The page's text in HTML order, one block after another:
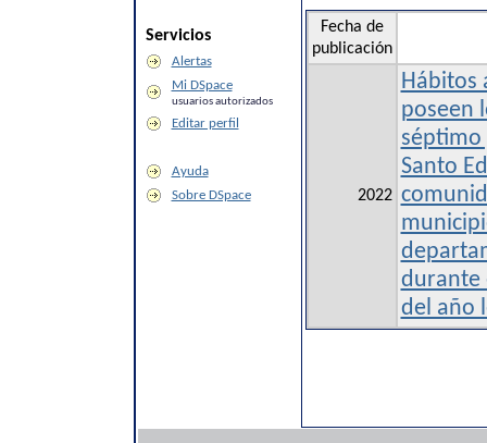
Servicios
Alertas
Mi DSpace
usuarios autorizados
Editar perfil
Ayuda
Sobre DSpace
Fecha de
publicación
2022
Hábitos
poseen
séptimo
Santo
durante
del año